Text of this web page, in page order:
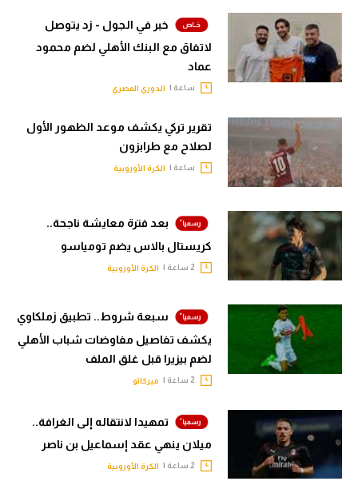
خبر في الجول - زد يتوصل
لاتفاق مع البنك الأهلي لضم محمود
عماد
ساعة | الدوري المصري
تقرير تركي يكشف موعد الظهور الأول
لصلاح مع طرابزون
ساعة | الكرة الأوروبية
بعد فترة معايشة ناجحة..
كريستال بالاس يضم تومياسو
الكرة الأوروبية
سبعة شروط.. تطبيق زملكاوي
يكشف تفاصيل مفاوضات شباب الأهلي
لضم بيزيرا قبل غلق الملف
ميركاتو
تمهيدا لانتقاله إلى الغرافة..
ميلان ينهي عقد إسماعيل بن ناصر
الكرة الأوروبية